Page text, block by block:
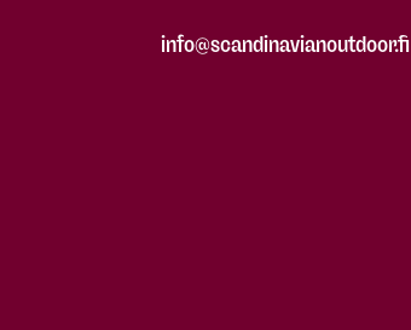
info@scandinavianoutdoor.fi